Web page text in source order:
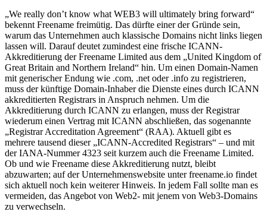
„We really don’t know what WEB3 will ultimately bring forward“
bekennt Freename freimütig. Das dürfte einer der Gründe sein,
warum das Unternehmen auch klassische Domains nicht links liegen
lassen will. Darauf deutet zumindest eine frische ICANN-
Akkreditierung der Freename Limited aus dem „United Kingdom of
Great Britain and Northern Ireland“ hin. Um einen Domain-Namen
mit generischer Endung wie .com, .net oder .info zu registrieren,
muss der künftige Domain-Inhaber die Dienste eines durch ICANN
akkreditierten Registrars in Anspruch nehmen. Um die
Akkreditierung durch ICANN zu erlangen, muss der Registrar
wiederum einen Vertrag mit ICANN abschließen, das sogenannte
„Registrar Accreditation Agreement“ (RAA). Aktuell gibt es
mehrere tausend dieser „ICANN-Accredited Registrars“ – und mit
der IANA-Nummer 4323 seit kurzem auch die Freename Limited.
Ob und wie Freename diese Akkreditierung nutzt, bleibt
abzuwarten; auf der Unternehmenswebsite unter freename.io findet
sich aktuell noch kein weiterer Hinweis. In jedem Fall sollte man es
vermeiden, das Angebot von Web2- mit jenem von Web3-Domains
zu verwechseln.